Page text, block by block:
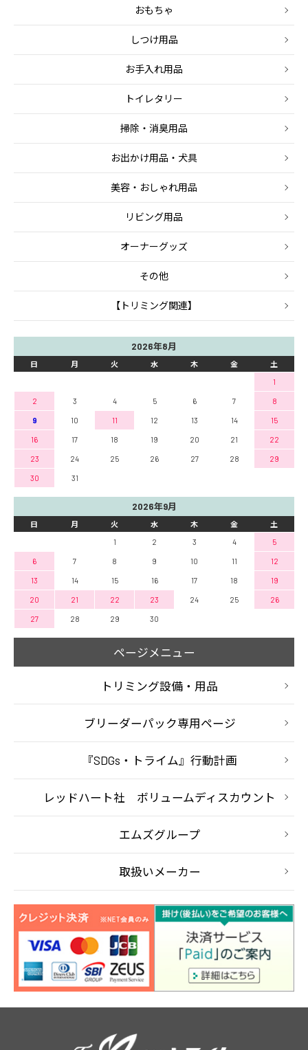
おもちゃ
しつけ用品
お手入れ用品
トイレタリー
掃除・消臭用品
お出かけ用品・犬具
美容・おしゃれ用品
リビング用品
オーナーグッズ
その他
【トリミング関連】
2026年8月
日 月 火 水 木 金
土
1
2 3 4 5 6 7 8
9 10 11 12 13 14 15
16 17 18 19 20 21 22
23 24 25 26 27 28 29
30 31
2026年9月
日 月 火 水 木 金
土
1
2 3 4 5
6 7 8 9 10 11 12
13 14 15 16 17 18 19
20 21 22 23 24 25 26
27 28 29 30
ページメニュー
トリミング設備・用品
ブリーダーパック専用ページ
『SDGs・トライム』行動計画
レッドハート社 ボリュームディスカウント
エムズグループ
取扱いメーカー